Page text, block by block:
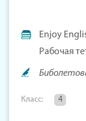
Enjoy
Рабочая
Класс: 4